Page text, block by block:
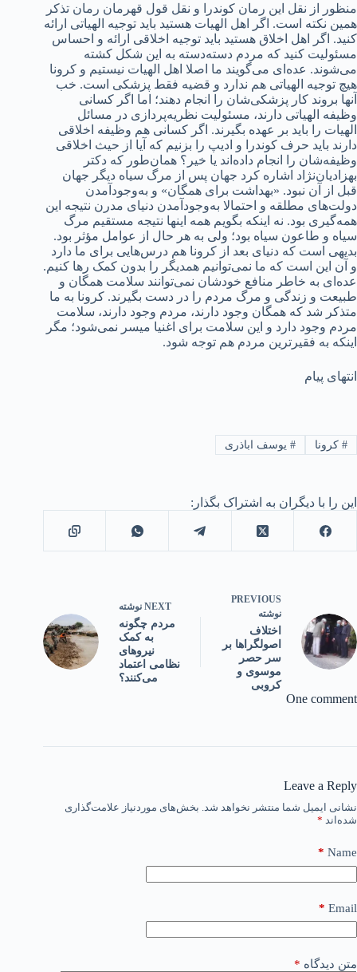
منظور از نقل این رمان کوندرا و نقل قول قهرمان رمان تذکر
همین نکته است. اگر اهل الهیات هستید باید توجیه الهیاتی ارائه
کنید. اگر اهل اخلاق هستید باید توجیه اخلاقی ارائه و احساس
مسئولیت کنید که مردم دسته‌دسته به این شکل کشته
می‌شوند. عده‌ای می‌گویند ما اصلا اهل الهیات نیستیم و کرونا
هیچ توجیه‌ الهیاتی هم ندارد و قضیه فقط پزشکی است. خب
آنها بروند کار پزشکی‌شان را انجام دهند؛ اما اگر کسانی
وظیفه الهیاتی دارند، مسئولیت نظریه‌پردازی در مسائل
الهیات را باید بر عهده بگیرند. اگر کسانی هم وظیفه اخلاقی
دارند باید حرف کوندرا و ادیپ را بزنیم که آیا از حیث اخلاقی
وظیفه‌شان را انجام داده‌اند یا خیر؟ همان‌طور که دکتر
بهزادیان‌نژاد اشاره کرد جهان پس از مرگ سیاه دیگر جهان
قبل از آن نبود. «بهداشت برای همگان» و به‌وجود‌آمدن
دولت‌های مطلقه و احتمالا به‌وجود‌آمدن دنیای مدرن نتیجه این
همه‌گیری بود. نه اینکه بگویم همه اینها نتیجه مستقیم مرگ
سیاه و طاعون سیاه بود؛ ولی به هر حال از عوامل مؤثر بود.
بدیهی است که دنیای بعد از کرونا هم درس‌هایی برای ما دارد
و آن این است که ما نمی‌توانیم همدیگر را بدون کمک رها کنیم.
عده‌ای‌ به خاطر منافع خودشان نمی‌توانند سلامت همگان و
طبیعت و زندگی و مرگ مردم را در دست بگیرند. کرونا به ما
متذکر شد که همگان وجود دارند، مردم وجود دارند، سلامت
مردم وجود دارد و این سلامت برای اغنیا میسر نمی‌شود؛ مگر
اینکه به فقیرترین مردم هم توجه شود.
انتهای پیام
#کرونا #یوسف اباذری
این را با دیگران به اشتراک بگذار:
PREVIOUS
نوشته
اختلاف
اصولگراها بر
سر حصر
موسوی و
کروبی
NEXT نوشته
مردم چگونه
به کمک
نیروهای
نظامی اعتماد
می‌کنند؟
One comment
Leave a Reply
نشانی ایمیل شما منتشر نخواهد شد. بخش‌های موردنیاز علامت‌گذاری
شده‌اند *
Name
*
Email
*
متن دیدگاه *